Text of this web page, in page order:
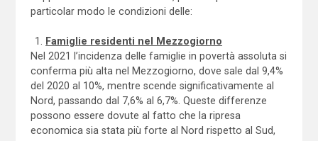
particolar modo le condizioni delle:
Famiglie residenti nel Mezzogiorno
Nel 2021 l’incidenza delle famiglie in povertà assoluta si
conferma più alta nel Mezzogiorno, dove sale dal 9,4%
del 2020 al 10%, mentre scende significativamente al
Nord, passando dal 7,6% al 6,7%. Queste differenze
possono essere dovute al fatto che la ripresa
economica sia stata più forte al Nord rispetto al Sud,